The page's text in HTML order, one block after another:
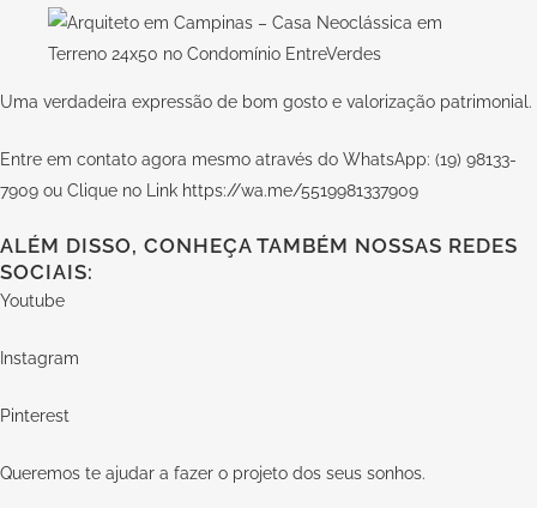
Uma verdadeira expressão de bom gosto e valorização patrimonial.
Entre em contato agora mesmo através do WhatsApp: (19) 98133-
7909 ou Clique no Link https://wa.me/5519981337909
ALÉM DISSO, CONHEÇA TAMBÉM NOSSAS REDES
SOCIAIS:
Youtube
Instagram
Pinterest
Queremos te ajudar a fazer o projeto dos seus sonhos.